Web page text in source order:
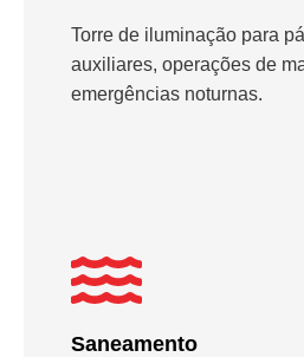
Torre de iluminação para
auxiliares, operações de
emergências noturnas.
Saneamento